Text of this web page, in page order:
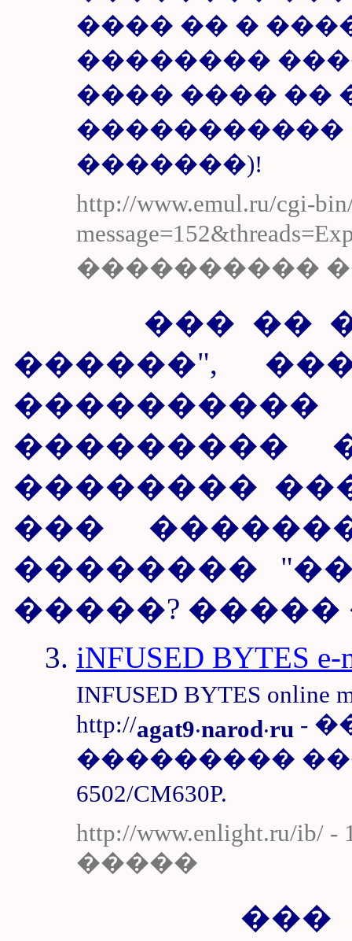
���� �� �
��������
���� ���� ��
�����������
�������)!
http://www.emul.ru/cgi-
����������
��� ��
������",
���������
��������
���
��������
�����? �����
iNFUSED BYTES e-
INFUSED BYTES online
http://agat9.narod.ru -
���������
6502/CM630P.
http://
�����
���